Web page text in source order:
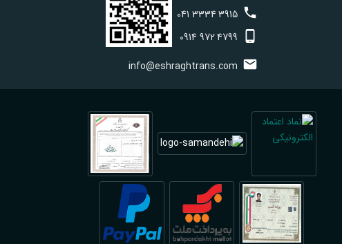
041 33343915
0914 9724799
info@eshraghtrans.com